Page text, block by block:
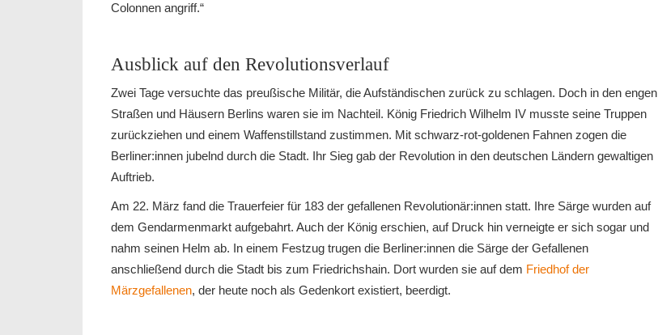
Colonnen angriff.“
Ausblick auf den Revolutionsverlauf
Zwei Tage versuchte das preußische Militär, die Aufständischen zurück zu schlagen. Doch in den engen
Straßen und Häusern Berlins waren sie im Nachteil. König Friedrich Wilhelm IV musste seine Truppen
zurückziehen und einem Waffenstillstand zustimmen. Mit schwarz-rot-goldenen Fahnen zogen die
Berliner:innen jubelnd durch die Stadt. Ihr Sieg gab der Revolution in den deutschen Ländern gewaltigen
Auftrieb.
Am 22. März fand die Trauerfeier für 183 der gefallenen Revolutionär:innen statt. Ihre Särge wurden auf
dem Gendarmenmarkt aufgebahrt. Auch der König erschien, auf Druck hin verneigte er sich sogar und
nahm seinen Helm ab. In einem Festzug trugen die Berliner:innen die Särge der Gefallenen
anschließend durch die Stadt bis zum Friedrichshain. Dort wurden sie auf dem Friedhof der
Märzgefallenen, der heute noch als Gedenkort existiert, beerdigt.